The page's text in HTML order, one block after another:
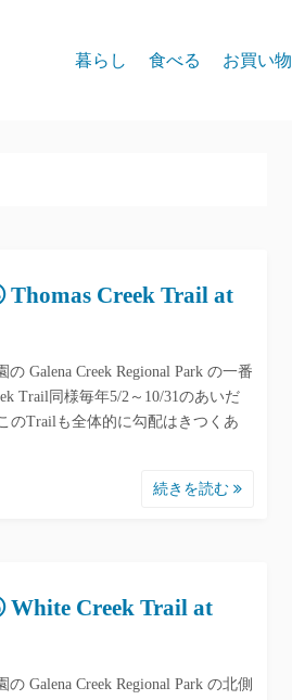
暮らし 食べる お買い物
Creek Trail at
Galena Creek Regional Park の一番
Trail同様毎年5/2～10/31のあいだ
のTrailも全体的に勾配はきつくあ
続きを読む
Creek Trail at
Galena Creek Regional Park の北側